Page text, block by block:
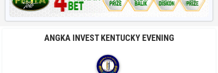
ANGKA INVEST KENTUCKY EVENING